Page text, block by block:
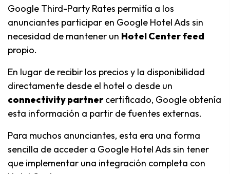
Google Third-Party Rates permitía a los
anunciantes participar en Google Hotel Ads sin
necesidad de mantener un Hotel Center feed
propio.
En lugar de recibir los precios y la disponibilidad
directamente desde el hotel o desde un
connectivity partner certificado, Google obtenía
esta información a partir de fuentes externas.
Para muchos anunciantes, esta era una forma
sencilla de acceder a Google Hotel Ads sin tener
que implementar una integración completa con